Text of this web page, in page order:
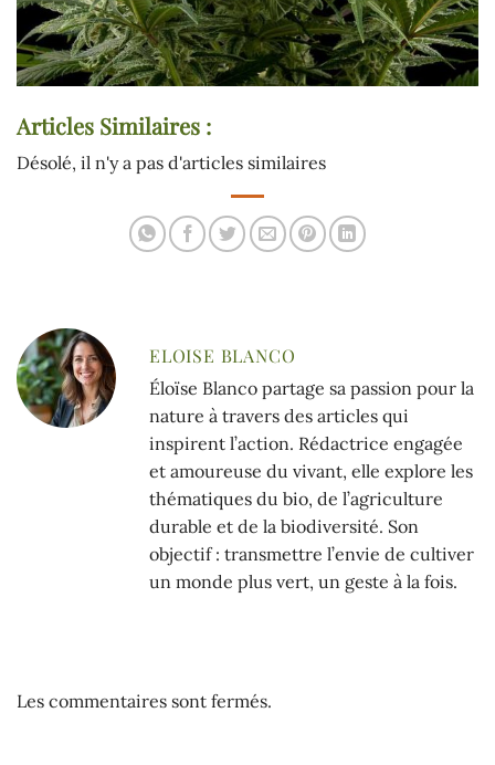
Articles Similaires :
Désolé, il n'y a pas d'articles similaires
ELOISE BLANCO
Éloïse Blanco partage sa passion pour la
nature à travers des articles qui
inspirent l’action. Rédactrice engagée
et amoureuse du vivant, elle explore les
thématiques du bio, de l’agriculture
durable et de la biodiversité. Son
objectif : transmettre l’envie de cultiver
un monde plus vert, un geste à la fois.
Les commentaires sont fermés.